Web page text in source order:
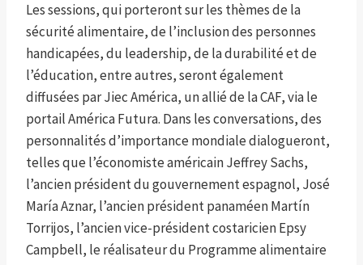
Les sessions, qui porteront sur les thèmes de la
sécurité alimentaire, de l’inclusion des personnes
handicapées, du leadership, de la durabilité et de
l’éducation, entre autres, seront également
diffusées par Jiec América, un allié de la CAF, via le
portail América Futura. Dans les conversations, des
personnalités d’importance mondiale dialogueront,
telles que l’économiste américain Jeffrey Sachs,
l’ancien président du gouvernement espagnol, José
María Aznar, l’ancien président panaméen Martín
Torrijos, l’ancien vice-président costaricien Epsy
Campbell, le réalisateur du Programme alimentaire